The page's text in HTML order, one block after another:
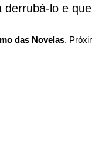
derrubá-lo e
das Novelas.